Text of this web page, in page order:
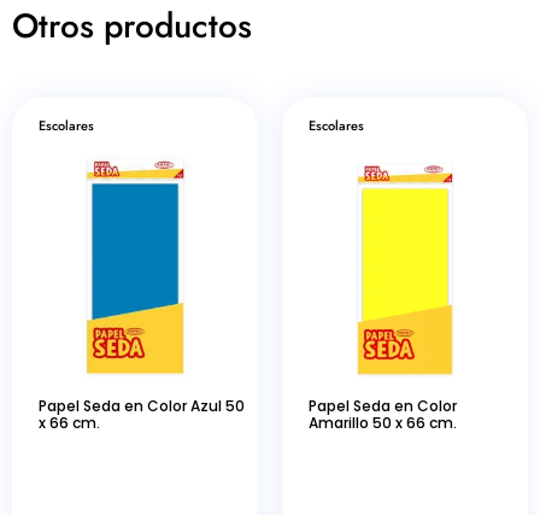
Otros productos
Escolares
Papel Seda en Color Azul 50
x 66 cm.
Escolares
Papel Seda en Color
Amarillo 50 x 66 cm.